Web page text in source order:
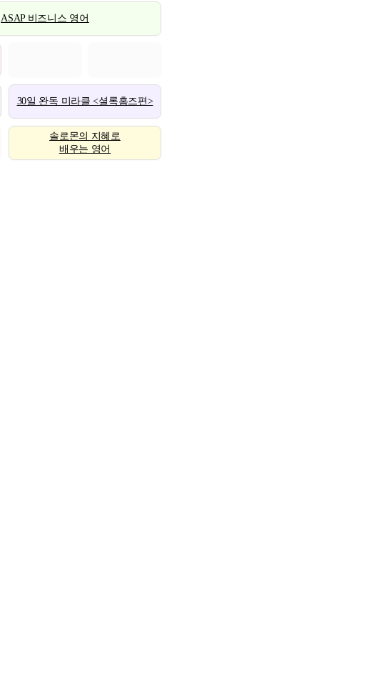
ASAP 비즈니스 영어
30일 완독 미라클 <셜록홈즈편>
솔로몬의 지혜로
배우는 영어